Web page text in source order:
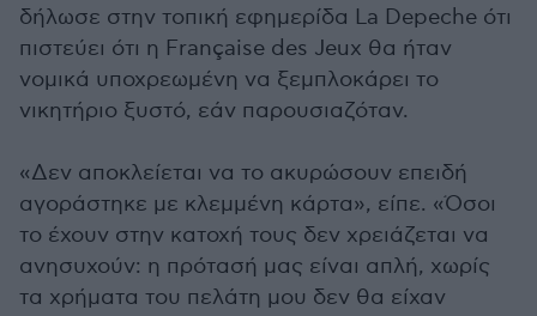
δήλωσε στην τοπική εφημερίδα La Depeche ότι
πιστεύει ότι η Française des Jeux θα ήταν
νομικά υποχρεωμένη να ξεμπλοκάρει το
νικητήριο ξυστό, εάν παρουσιαζόταν.
«Δεν αποκλείεται να το ακυρώσουν επειδή
αγοράστηκε με κλεμμένη κάρτα», είπε. «Όσοι
το έχουν στην κατοχή τους δεν χρειάζεται να
ανησυχούν: η πρότασή μας είναι απλή, χωρίς
τα χρήματα του πελάτη μου δεν θα είχαν